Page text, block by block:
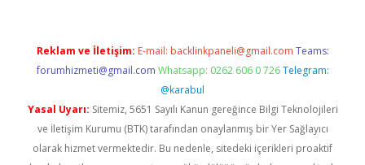
Reklam ve İletişim: E-mail: backlinkpaneli@gmail.com Teams:
forumhizmeti@gmail.com Whatsapp: 0262 606 0 726 Telegram:
@karabul
Yasal Uyarı: Sitemiz, 5651 Sayılı Kanun gereğince Bilgi Teknolojileri
ve İletişim Kurumu (BTK) tarafından onaylanmış bir Yer Sağlayıcı
olarak hizmet vermektedir. Bu nedenle, sitedeki içerikleri proaktif